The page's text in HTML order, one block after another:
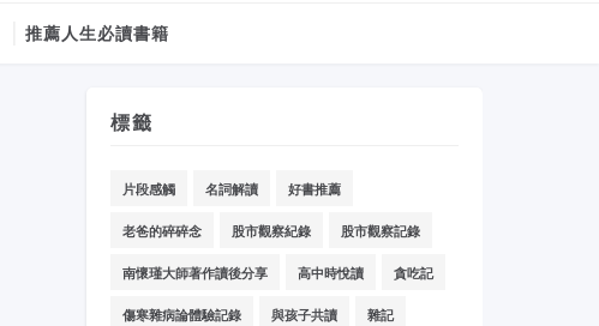
推薦人生必讀書籍
標籤
片段感觸 名詞解讀 好書推薦
老爸的碎碎念 股市觀察紀錄 股市觀察記錄
南懷瑾大師著作讀後分享 高中時悅讀 貪吃記
傷寒雜病論體驗記錄 與孩子共讀 雜記